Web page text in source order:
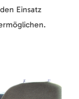
Einsatz